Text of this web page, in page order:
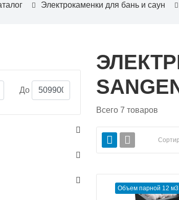
Электрокаменки для бань и саун
До
Всего 7 товаров
Объем парной 12 м3